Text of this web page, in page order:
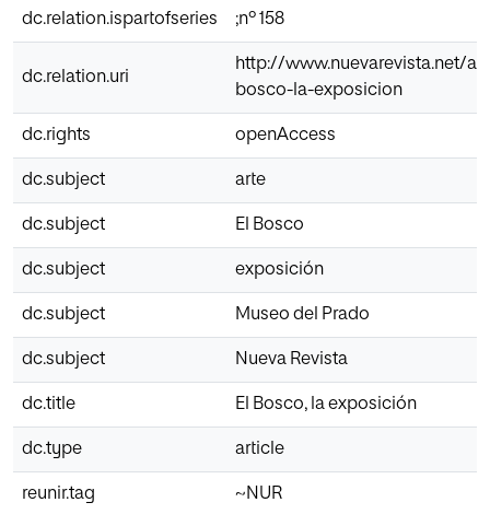
dc.relation.ispartofseries ;nº 158
dc.relation.uri
http://www.nuevarevista.net/
bosco-la-exposicion
dc.rights openAccess
dc.subject arte
dc.subject El Bosco
dc.subject exposición
dc.subject Museo del Prado
dc.subject Nueva Revista
dc.title El Bosco, la exposición
dc.type article
reunir.tag ~NUR